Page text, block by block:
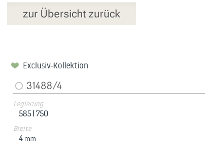
zur Übersicht zurück
Exclusiv-Kollektion
31488/4
Legierung
585 |750
Breite
4 mm